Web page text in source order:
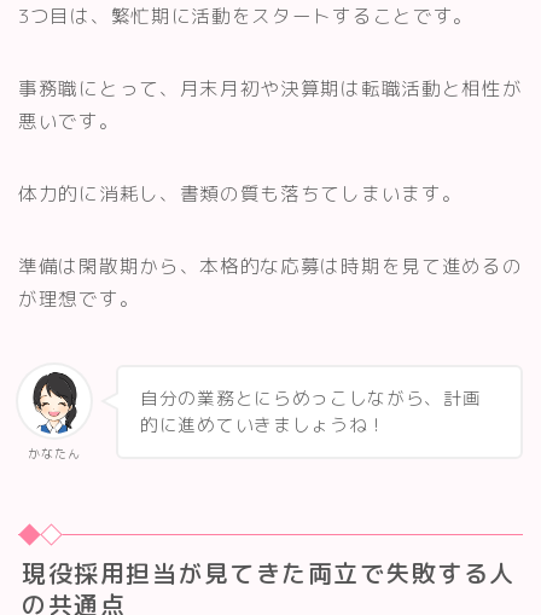
Follow Me
3つ目は、繁忙期に活動をスタートすることです。
事務職にとって、月末月初や決算期は転職活動と相性が
悪いです。
体力的に消耗し、書類の質も落ちてしまいます。
準備は閑散期から、本格的な応募は時期を見て進めるの
が理想です。
かなたん
自分の業務とにらめっこしながら、計画
的に進めていきましょうね！
現役採用担当が見てきた両立で失敗する人
の共通点